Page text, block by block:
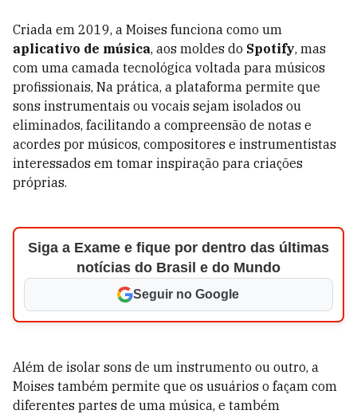
Criada em 2019, a Moises funciona como um
aplicativo de música, aos moldes do Spotify, mas
com uma camada tecnológica voltada para músicos
profissionais, Na prática, a plataforma permite que
sons instrumentais ou vocais sejam isolados ou
eliminados, facilitando a compreensão de notas e
acordes por músicos, compositores e instrumentistas
interessados em tomar inspiração para criações
próprias.
Siga a Exame e fique por dentro das últimas
notícias do Brasil e do Mundo
Seguir no Google
Além de isolar sons de um instrumento ou outro, a
Moises também permite que os usuários o façam com
diferentes partes de uma música, e também